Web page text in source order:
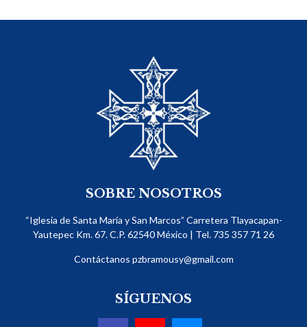
SOBRE NOSOTROS
“Iglesia de Santa María y San Marcos” Carretera Tlayacapan-
Yautepec Km. 67. C.P. 62540​ México | Tel. 735 357 71 26
Contáctanos pzbramousy@gmail.com
SÍGUENOS